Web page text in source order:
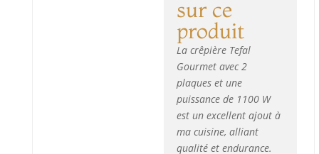
prix grâce à
notre réseau
de 6200
réparateurs
dans le monde,
pour
contribuer à la
protection de
l’environnemen
t et à la
sur ce
produit
La crêpière Tefal
Gourmet avec 2
plaques et une
puissance de 1100 W
est un excellent ajout à
ma cuisine, alliant
qualité et endurance.